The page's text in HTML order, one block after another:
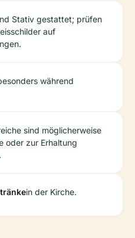
Stativ gestattet; prüfen
auf
während
sind möglicherweise
oder zur Erhaltung
in der Kirche.